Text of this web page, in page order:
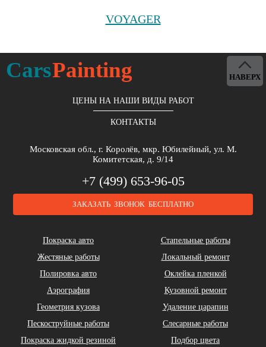
VOYAGER
CarsPainting
ЦЕНЫ НА НАШИ ВИДЫ РАБОТ
КОНТАКТЫ
Московская обл., г. Королёв, мкр. Юбилейный, ул. М.
Комитетская, д. 9/14
+7 (499) 653-96-05
ЗАКАЗАТЬ ЗВОНОК БЕСПЛАТНО
Покраска авто
Стапельные работы
Жестяные работы
Локальный ремонт
Полировка авто
Оклейка пленкой
Аэрография
Кузовной ремонт
Геометрия кузова
Удаление царапин
Пескоструйные работы
Слесарные работы
Покраска жидкой резиной
Подбор цвета
НАВЕРХ